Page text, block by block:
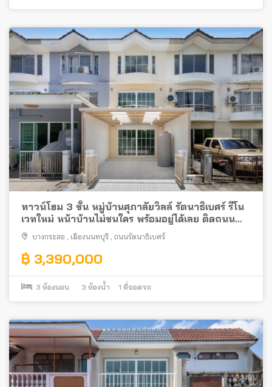
ทาวน์โฮม 3 ชั้น หมู่บ้านศุภาลัยวิลล์ รัตนาธิเบศร์ รีโน
เวทใหม่ หน้าบ้านไม่ชนใคร พร้อมอยู่ได้เลย ติดถนน
รัตนาธิเบศร์ ใกล้รถไฟฟ้า
บางกระสอ เมืองนนทบุรี ถนนรัตนาธิเบศร์
฿ 3,390,000
3 ห้องนอน 3 ห้องน้ำ 1 ที่จอดรถ